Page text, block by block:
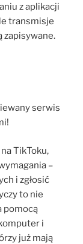
z aplikacji
transmisje
zapisywane.
serwis
TikToku,
–
i zgłosić
to nie
pomocą
i
już mają